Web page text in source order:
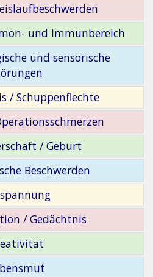
und Immunbereich
und sensorische
/ Schuppenflechte
/ Geburt
Beschwerden
/ Gedächtnis